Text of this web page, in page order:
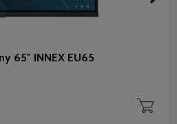
65" INNEX EU65